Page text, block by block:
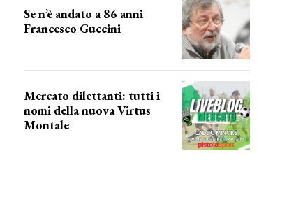
Se n’è andato a 86 anni
Francesco Guccini
Mercato dilettanti: tutti i
nomi della nuova Virtus
Montale